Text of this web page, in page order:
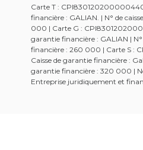
Carte T :
financière : GALIAN. | N° de
000 | Carte G :
garantie financière : GALIAN |
financière : 260 000 | Carte S :
Caisse de garantie financière :
garantie financière : 320 000 |
Entreprise juridiquement et